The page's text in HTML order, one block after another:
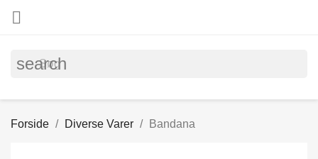

search
Forside Diverse Varer Bandana